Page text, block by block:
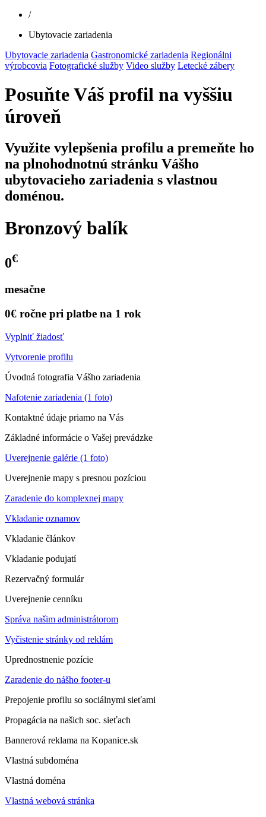
/
Ubytovacie zariadenia
Ubytovacie zariadenia Gastronomické zariadenia Regionálni
výrobcovia Fotografické služby Video služby Letecké zábery
Posuňte Váš profil na vyššiu
úroveň
Využite vylepšenia profilu a premeňte ho
na plnohodnotnú stránku Vášho
ubytovacieho zariadenia s vlastnou
doménou.
Bronzový balík
0€
mesačne
0€ ročne pri platbe na 1 rok
Vyplniť žiadosť
Vytvorenie profilu
Úvodná fotografia Vášho zariadenia
Nafotenie zariadenia (1 foto)
Kontaktné údaje priamo na Vás
Základné informácie o Vašej prevádzke
Uverejnenie galérie (1 foto)
Uverejnenie mapy s presnou pozíciou
Zaradenie do komplexnej mapy
Vkladanie oznamov
Vkladanie článkov
Vkladanie podujatí
Rezervačný formulár
Uverejnenie cenníku
Správa našim administrátorom
Vyčistenie stránky od reklám
Uprednostnenie pozície
Zaradenie do nášho footer-u
Prepojenie profilu so sociálnymi sieťami
Propagácia na našich soc. sieťach
Bannerová reklama na Kopanice.sk
Vlastná subdoména
Vlastná doména
Vlastná webová stránka